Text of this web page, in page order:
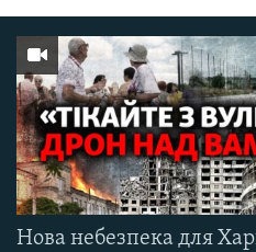
Нова небезпека для